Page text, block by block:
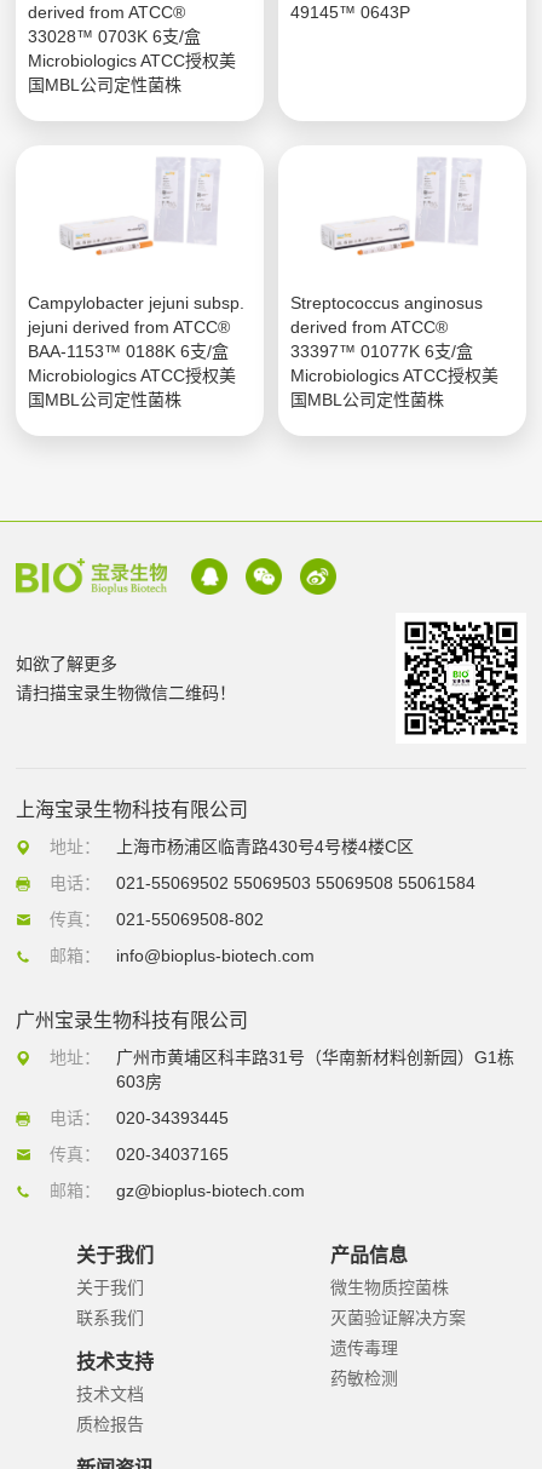
derived from ATCC®
33028™ 0703K 6支/盒
Microbiologics ATCC授权美
国MBL公司定性菌株
49145™ 0643P
Campylobacter jejuni subsp.
jejuni derived from ATCC®
BAA-1153™ 0188K 6支/盒
Microbiologics ATCC授权美
国MBL公司定性菌株
Streptococcus anginosus
derived from ATCC®
33397™ 01077K 6支/盒
Microbiologics ATCC授权美
国MBL公司定性菌株
如欲了解更多
请扫描宝录生物微信二维码！
上海宝录生物科技有限公司
地址：
上海市杨浦区临青路430号4号楼4楼C区
电话：
021-55069502 55069503 55069508 55061584
传真：
021-55069508-802
邮箱：
info@bioplus-biotech.com
广州宝录生物科技有限公司
地址：
广州市黄埔区科丰路31号（华南新材料创新园）G1栋
603房
电话：
020-34393445
传真：
020-34037165
邮箱：
gz@bioplus-biotech.com
关于我们
关于我们
联系我们
技术支持
技术文档
质检报告
产品信息
微生物质控菌株
灭菌验证解决方案
遗传毒理
药敏检测